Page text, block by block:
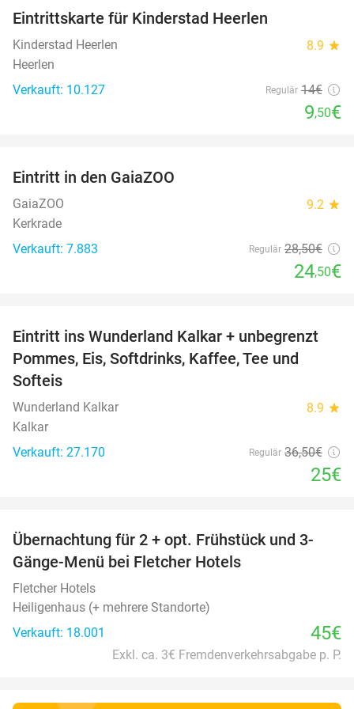
Eintrittskarte für Kinderstad Heerlen
Kinderstad Heerlen 8.9 star
Heerlen
Verkauft: 10.127
Regulär 14€
9,50€
Eintritt in den GaiaZOO
GaiaZOO 9.2 star
Kerkrade
Verkauft: 7.883
Regulär 28,50€
24,50€
32%
Eintritt ins Wunderland Kalkar + unbegrenzt
Pommes, Eis, Softdrinks, Kaffee, Tee und
Softeis
Wunderland Kalkar 8.9 star
Kalkar
Verkauft: 27.170
Regulär 36,50€
25€
Übernachtung für 2 + opt. Frühstück und 3-
Gänge-Menü bei Fletcher Hotels
Fletcher Hotels
Heiligenhaus (+ mehrere Standorte)
Verkauft: 18.001
45€
Exkl. ca. 3€ Fremdenverkehrsabgabe p. P.